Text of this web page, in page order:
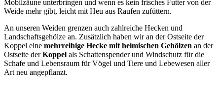
Mobilzäune unterbringen und wenn es kein frisches Futter von der
Weide mehr gibt, leicht mit Heu aus Raufen zufüttern.
An unseren Weiden grenzen auch zahlreiche Hecken und
Landschaftsgehölze an. Zusätzlich haben wir an der Ostseite der
Koppel eine mehrreihige Hecke mit heimischen Gehölzen an der
Ostseite derKoppel als Schattenspender und Windschutz für die
Schafe und Lebensraum für Vögel und Tiere und Lebewesen aller
Art neu angepflanzt.